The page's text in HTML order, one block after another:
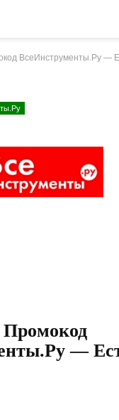
ВсеИнструменты.Ру —
Промокод
—